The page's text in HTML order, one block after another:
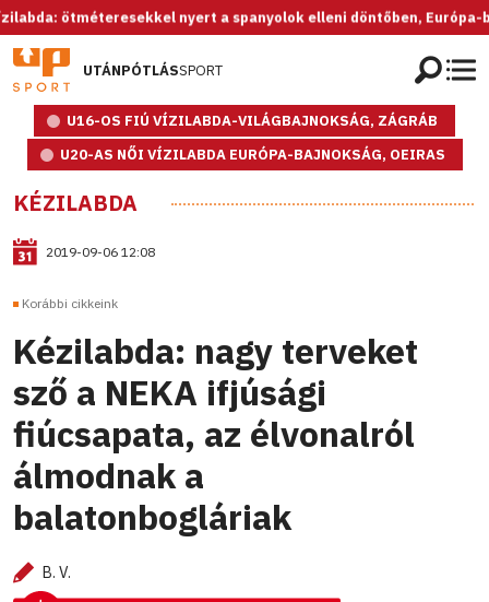
ötméteresekkel nyert a spanyolok elleni döntőben, Európa-
UTÁNPÓTLÁSSPORT
U16-OS FIÚ VÍZILABDA-VILÁGBAJNOKSÁG, ZÁGRÁB
U20-AS NŐI VÍZILABDA EURÓPA-BAJNOKSÁG, OEIRAS
KÉZILABDA
2019-09-06 12:08
Korábbi cikkeink
Kézilabda: nagy terveket
sző a NEKA ifjúsági
fiúcsapata, az élvonalról
álmodnak a
balatonbogláriak
B. V.